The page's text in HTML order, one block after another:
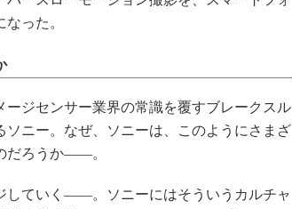
った。
ジセンサー業界の常識を覆すブレークスル
ニー。なぜ、ソニーは、このようにさまざ
だろうか――。
していく――。ソニーにはそういうカルチャ